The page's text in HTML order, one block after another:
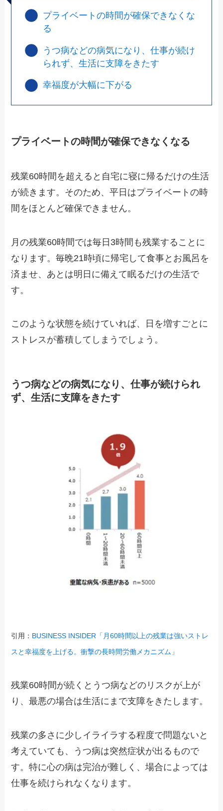
プライベートの時間が確保できなくな
る
うつ病などの病気になり、仕事が続け
られず、生活に支障をきたす
幸福度が大幅に下がる
プライベートの時間が確保できなくなる
残業60時間を超えると自宅に寝に帰るだけの生活
が続きます。そのため、平日はプライベートの時
間をほとんど確保できません。
月の残業60時間では毎日3時間も残業することに
なります。毎晩21時頃に帰宅して食事とお風呂を
済ませ、あとは明日に備えて眠るだけの生活で
す。
このような状態を続けていれば、日を増すごとに
ストレスが蓄積してしまうでしょう。
うつ病などの病気になり、仕事が続けられ
ず、生活に支障をきたす
引用： BUSINESS INSIDER「月60時間以上の残業は強いストレ
スと幸福度を上げる。衝撃の長時間労働メカニズム」
残業60時間が続くとうつ病などのリスクが上が
り、最悪の場合は生活にまで支障をきたします。
残業の多さに少しイライラする程度で問題ないと
考えていても、うつ病は突然症状が出るもので
す。特に心の病は完治が難しく、場合によっては
仕事を続けられなくなります。